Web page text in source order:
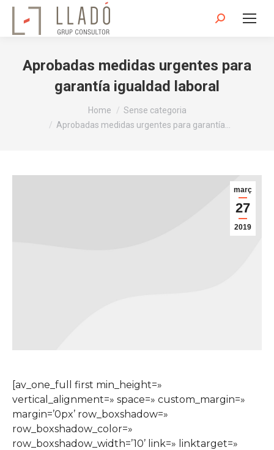
Search:
Aprobadas medidas urgentes para
garantía igualdad laboral
Home
Sense categoria
Aprobadas medidas urgentes para garantía…
març
27
2019
[av_one_full first min_height=»
vertical_alignment=» space=» custom_margin=»
margin=’0px’ row_boxshadow=»
row_boxshadow_color=»
row_boxshadow_width=’10’ link=» linktarget=»